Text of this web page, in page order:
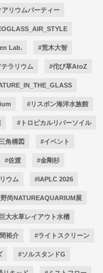
リウムパーティー
Lab. #荒木大智
ラリウム #佗び草AtoZ
#リスボン海洋水族館
#トロピカルリバーソイル
角構図 #イベント
#佐渡 #金剛杉
ウム #IAPLC 2026
尚NATUREAQUARIUM展
大水草レイアウト水槽
裕介 #ライトスクリーン
#ソルスタンドG